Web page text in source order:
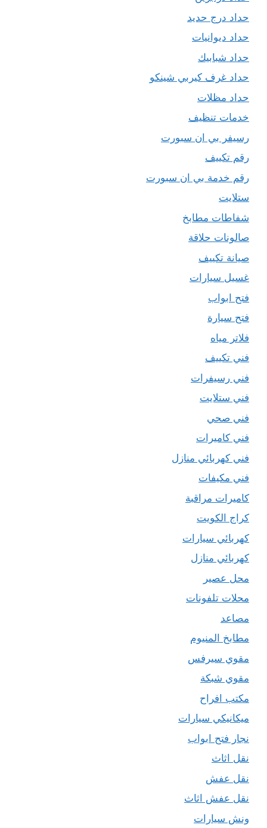
حداد درج حديد
حداد ديوانيات
حداد شبابيك
حداد غرف كيربي شينكو
حداد مظلات
خدمات تنظيف
رسيفر بي ان سبورت
رقم تكييف
رقم خدمة بي ان سبورت
ستلايت
شفاطات مطابخ
صالونات حلاقة
صيانة تكييف
غسيل سيارات
فتح ابواب
فتح سيارة
فلاتر مياه
فني تكييف
فني رسيفرات
فني ستلايت
فني صحي
فني كاميرات
فني كهربائي منازل
فني مكيفات
كاميرات مراقبة
كراج الكويت
كهربائي سيارات
كهربائي منازل
محل عصير
محلات تلفونات
مصاعد
مطابخ المنيوم
مقوي سيرفس
مقوي شبكة
مكتب افراح
ميكانيكي سيارات
نجار فتح ابواب
نقل اثاث
نقل عفش
نقل عفش اثاث
ونش سيارات